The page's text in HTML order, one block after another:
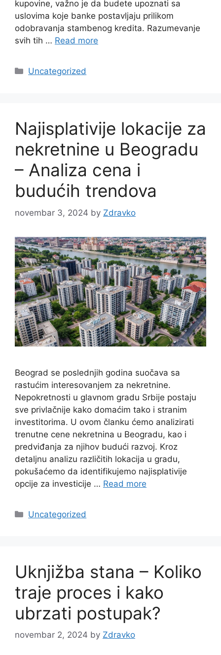
kupovine, važno je da budete upoznati sa
uslovima koje banke postavljaju prilikom
odobravanja stambenog kredita. Razumevanje
svih tih … Read more
Categories
Uncategorized
Najisplativije lokacije za
nekretnine u Beogradu
– Analiza cena i
budućih trendova
novembar 3, 2024 by Zdravko
Beograd se poslednjih godina suočava sa
rastućim interesovanjem za nekretnine.
Nepokretnosti u glavnom gradu Srbije postaju
sve privlačnije kako domaćim tako i stranim
investitorima. U ovom članku ćemo analizirati
trenutne cene nekretnina u Beogradu, kao i
predviđanja za njihov budući razvoj. Kroz
detaljnu analizu različitih lokacija u gradu,
pokušaćemo da identifikujemo najisplativije
opcije za investicije … Read more
Categories
Uncategorized
Uknjižba stana – Koliko
traje proces i kako
ubrzati postupak?
novembar 2, 2024 by Zdravko